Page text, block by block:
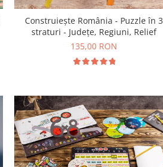
Construiește România - Puzzle în 3
straturi - Județe, Regiuni, Relief
135,00 RON